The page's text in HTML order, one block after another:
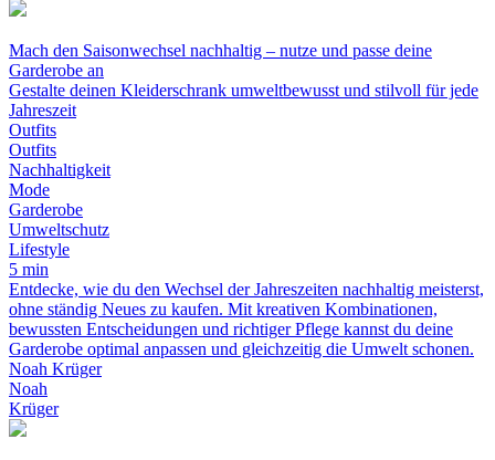
Mach den Saisonwechsel nachhaltig – nutze und passe deine
Garderobe an
Gestalte deinen Kleiderschrank umweltbewusst und stilvoll für jede
Jahreszeit
Outfits
Outfits
Nachhaltigkeit
Mode
Garderobe
Umweltschutz
Lifestyle
5 min
Entdecke, wie du den Wechsel der Jahreszeiten nachhaltig meisterst,
ohne ständig Neues zu kaufen. Mit kreativen Kombinationen,
bewussten Entscheidungen und richtiger Pflege kannst du deine
Garderobe optimal anpassen und gleichzeitig die Umwelt schonen.
Noah Krüger
Noah
Krüger